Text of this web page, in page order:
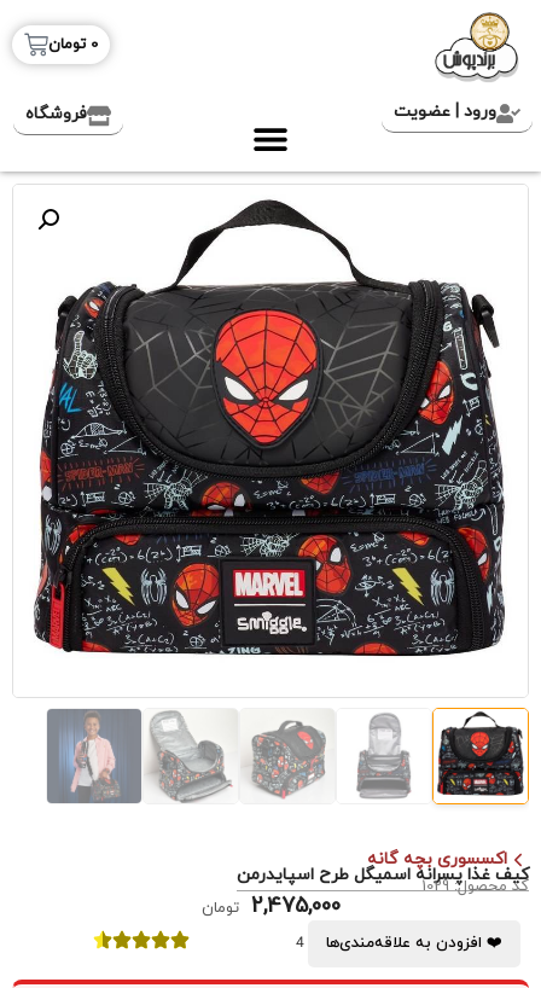
0 تومان
ورود | عضویت فروشگاه
اکسسوری بچه گانه
کیف غذا پسرانه اسمیگل طرح اسپایدرمن
کد محصول: 1029
2,475,000 تومان
❤️ افزودن به علاقه‌مندی‌ها
4